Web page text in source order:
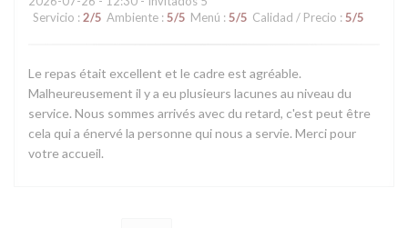
Servicio : 2/5 Ambiente : 5/5 Menú : 5/5 Calidad / Precio : 5/5
Le repas était excellent et le cadre est agréable.
Malheureusement il y a eu plusieurs lacunes au niveau du
service. Nous sommes arrivés avec du retard, c'est peut être
cela qui a énervé la personne qui nous a servie. Merci pour
votre accueil.